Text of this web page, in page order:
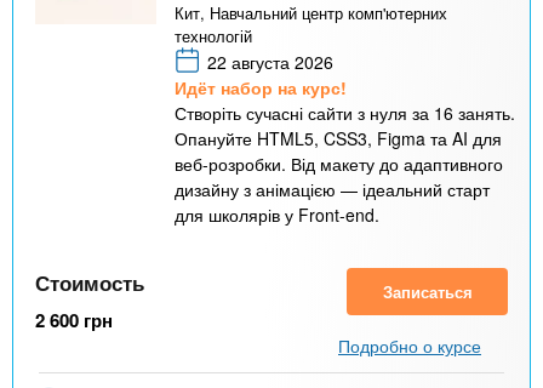
Кит, Навчальний центр комп'ютерних
технологій
22 августа 2026
Идёт набор на курс!
Створіть сучасні сайти з нуля за 16 занять.
Опануйте HTML5, CSS3, Figma та AI для
веб-розробки. Від макету до адаптивного
дизайну з анімацією — ідеальний старт
для школярів у Front-end.
Стоимость
2 600 грн
Записаться
Подробно о курсе